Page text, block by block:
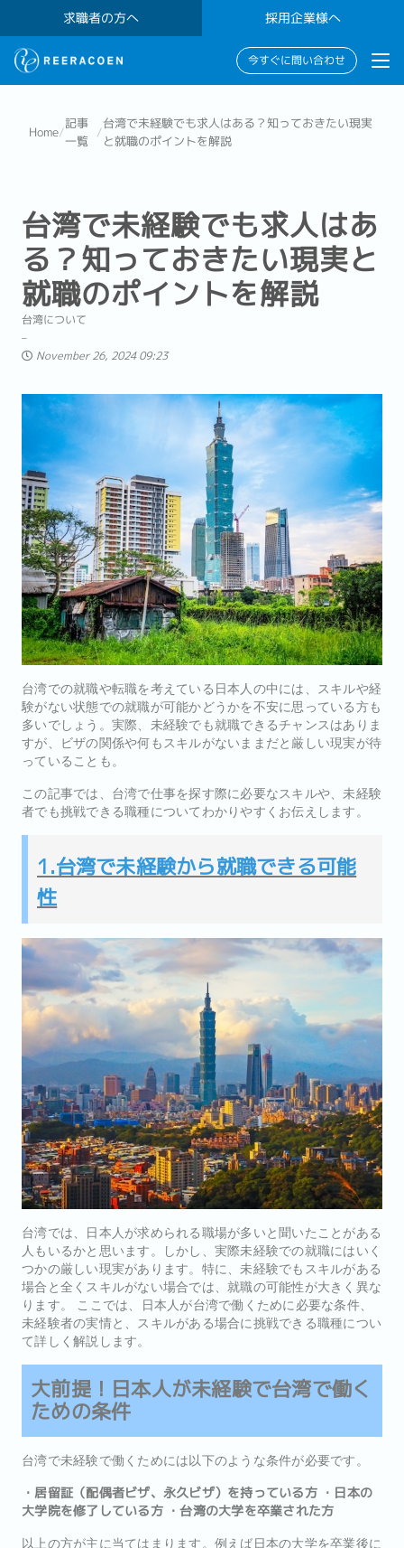
求職者の方へ 採用企業様へ
今すぐに問い合わせ
Home/
記事
一覧
/
台湾で未経験でも求人はある？知っておきたい現実
と就職のポイントを解説
台湾で未経験でも求人はあ
る？知っておきたい現実と
就職のポイントを解説
台湾について
November 26, 2024 09:23
台湾での就職や転職を考えている日本人の中には、スキルや経
験がない状態での就職が可能かどうかを不安に思っている方も
多いでしょう。実際、未経験でも就職できるチャンスはありま
すが、ビザの関係や何もスキルがないままだと厳しい現実が待
っていることも。
この記事では、台湾で仕事を探す際に必要なスキルや、未経験
者でも挑戦できる職種についてわかりやすくお伝えします。
1.台湾で未経験から就職できる可能
性
台湾では、日本人が求められる職場が多いと聞いたことがある
人もいるかと思います。しかし、実際未経験での就職にはいく
つかの厳しい現実があります。特に、未経験でもスキルがある
場合と全くスキルがない場合では、就職の可能性が大きく異な
ります。 ここでは、日本人が台湾で働くために必要な条件、
未経験者の実情と、スキルがある場合に挑戦できる職種につい
て詳しく解説します。
大前提！日本人が未経験で台湾で働く
ための条件
台湾で未経験で働くためには以下のような条件が必要です。
・居留証（配偶者ビザ、永久ビザ）を持っている方 ・日本の
大学院を修了している方 ・台湾の大学を卒業された方
以上の方が主に当てはまります。例えば日本の大学を卒業後に